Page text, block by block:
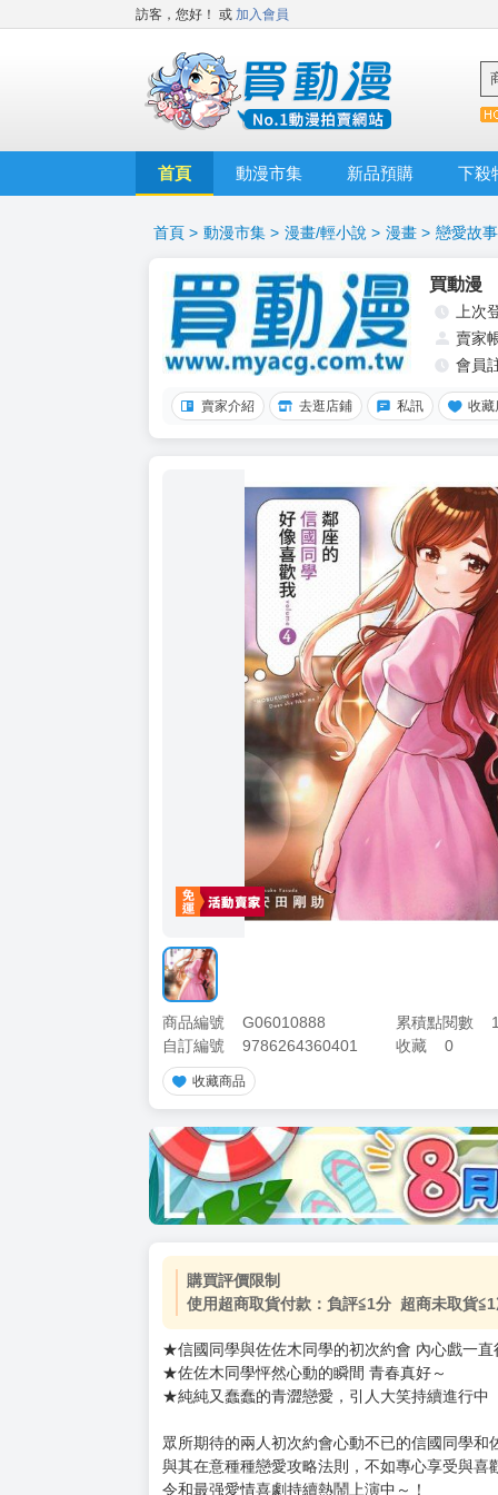
訪客，您好！ 或 加入會員
首頁 動漫市集 新品預購 下殺
首頁 > 動漫市集 > 漫畫/輕小說 > 漫畫 > 戀愛故事
買動漫
上次
賣家
會員
賣家介紹 去逛店鋪 私訊 收藏
商品編號 G06010888 累積點閱數
自訂編號
9786264360401 收藏 0
收藏商品
加價購 ( 共
(加購品) 買動漫★《$15元-加
- +